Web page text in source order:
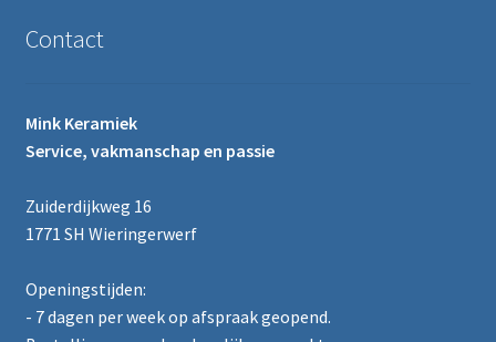
Contact
Mink Keramiek
Service, vakmanschap en passie
Zuiderdijkweg 16
1771 SH Wieringerwerf
Openingstijden:
- 7 dagen per week op afspraak geopend.